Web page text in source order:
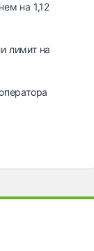
на 1,12
лимит на